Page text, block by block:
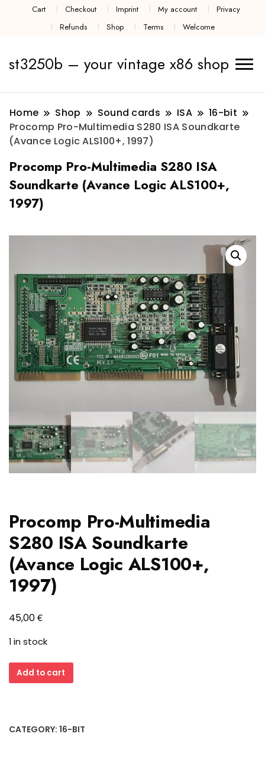
Cart Checkout Imprint My account
Privacy
Refunds
Shop Terms Welcome
st3250b – your vintage x86 shop
Home Shop Sound cards ISA
16-bit
Procomp Pro-Multimedia S280 ISA Soundkarte
(Avance Logic ALS100+, 1997)
Procomp Pro-Multimedia S280 ISA
Soundkarte (Avance Logic ALS100+,
1997)
Procomp Pro-Multimedia
S280 ISA Soundkarte
(Avance Logic ALS100+,
1997)
45,00€
1 in stock
Procomp
Pro-
ISA
Add to cart
CATEGORY: 16-BIT